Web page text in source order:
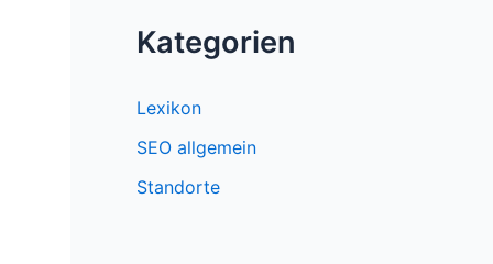
Kategorien
Lexikon
SEO allgemein
Standorte